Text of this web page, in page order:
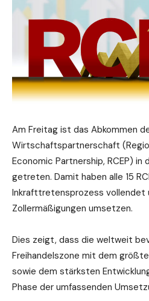
Am Freitag ist das Abkommen
Wirtschaftspartnerschaft
Economic Partnership, RCEP) in
getreten. Damit haben alle 15
Inkrafttretensprozess vollendet
Zollermäßigungen umsetzen.
Dies zeigt, dass die weltweit
Freihandelszone mit dem
sowie dem stärksten
Phase der umfassenden